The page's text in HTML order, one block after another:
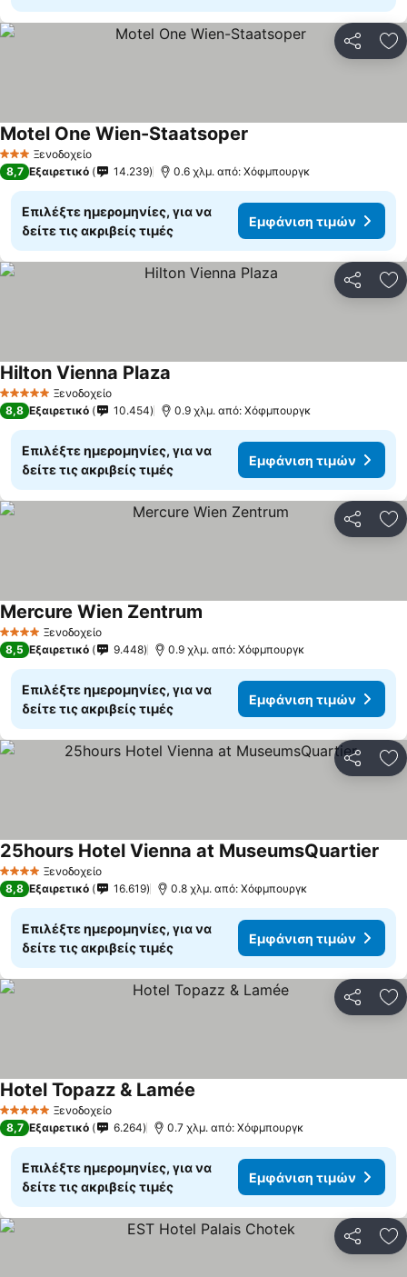
3 ΑστέριαΞενοδοχείο
Motel One Wien-Staatsoper
8,7 Εξαιρετικό 14.239 0.6 χλμ. από: Χόφμπουργκ
Επιλέξτε ημερομηνίες, για να
δείτε τις ακριβείς τιμές
Εμφάνιση τιμών
5 Αστέρια Ξενοδοχείο
Hilton Vienna Plaza
8,8 Εξαιρετικό 10.454 0.9 χλμ. από: Χόφμπουργκ
Επιλέξτε ημερομηνίες, για να
δείτε τις ακριβείς τιμές
Εμφάνιση τιμών
4 ΑστέριαΞενοδοχείο
Mercure Wien Zentrum
8,5 Εξαιρετικό 9.448 0.9 χλμ. από: Χόφμπουργκ
Επιλέξτε ημερομηνίες, για να
δείτε τις ακριβείς τιμές
Εμφάνιση τιμών
4 ΑστέριαΞενοδοχείο
25hours Hotel Vienna at MuseumsQuartier
8,8 Εξαιρετικό 16.619 0.8 χλμ. από: Χόφμπουργκ
Επιλέξτε ημερομηνίες, για να
δείτε τις ακριβείς τιμές
Εμφάνιση τιμών
5 Αστέρια Ξενοδοχείο
Hotel Topazz & Lamée
8,7 Εξαιρετικό 6.264 0.7 χλμ. από: Χόφμπουργκ
Επιλέξτε ημερομηνίες, για να
δείτε τις ακριβείς τιμές
Εμφάνιση τιμών